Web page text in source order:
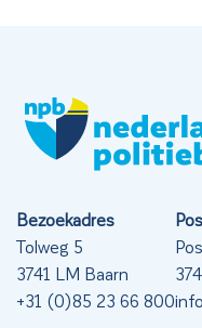
Bezoekadres
Tolweg 5
3741 LM Baarn
+31 (0)85 23 66 800